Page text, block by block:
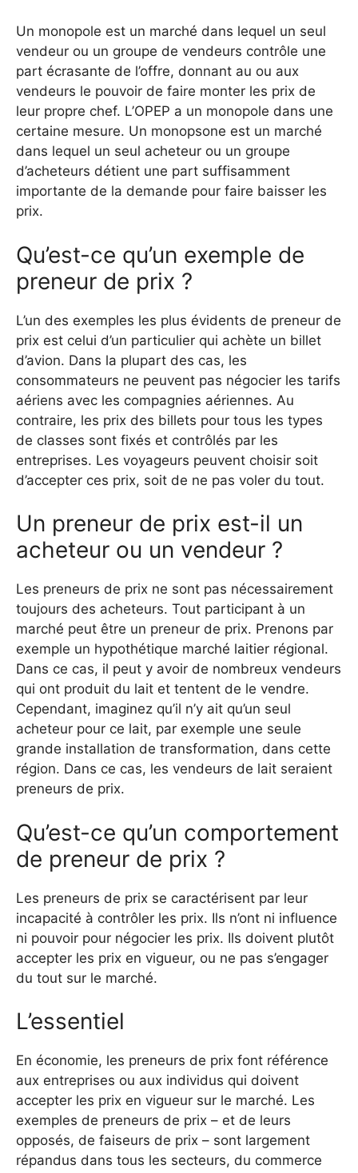
Un monopole est un marché dans lequel un seul
vendeur ou un groupe de vendeurs contrôle une
part écrasante de l’offre, donnant au ou aux
vendeurs le pouvoir de faire monter les prix de
leur propre chef. L’OPEP a un monopole dans une
certaine mesure. Un monopsone est un marché
dans lequel un seul acheteur ou un groupe
d’acheteurs détient une part suffisamment
importante de la demande pour faire baisser les
prix.
Qu’est-ce qu’un exemple de
preneur de prix ?
L’un des exemples les plus évidents de preneur de
prix est celui d’un particulier qui achète un billet
d’avion. Dans la plupart des cas, les
consommateurs ne peuvent pas négocier les tarifs
aériens avec les compagnies aériennes. Au
contraire, les prix des billets pour tous les types
de classes sont fixés et contrôlés par les
entreprises. Les voyageurs peuvent choisir soit
d’accepter ces prix, soit de ne pas voler du tout.
Un preneur de prix est-il un
acheteur ou un vendeur ?
Les preneurs de prix ne sont pas nécessairement
toujours des acheteurs. Tout participant à un
marché peut être un preneur de prix. Prenons par
exemple un hypothétique marché laitier régional.
Dans ce cas, il peut y avoir de nombreux vendeurs
qui ont produit du lait et tentent de le vendre.
Cependant, imaginez qu’il n’y ait qu’un seul
acheteur pour ce lait, par exemple une seule
grande installation de transformation, dans cette
région. Dans ce cas, les vendeurs de lait seraient
preneurs de prix.
Qu’est-ce qu’un comportement
de preneur de prix ?
Les preneurs de prix se caractérisent par leur
incapacité à contrôler les prix. Ils n’ont ni influence
ni pouvoir pour négocier les prix. Ils doivent plutôt
accepter les prix en vigueur, ou ne pas s’engager
du tout sur le marché.
L’essentiel
En économie, les preneurs de prix font référence
aux entreprises ou aux individus qui doivent
accepter les prix en vigueur sur le marché. Les
exemples de preneurs de prix – et de leurs
opposés, de faiseurs de prix – sont largement
répandus dans tous les secteurs, du commerce